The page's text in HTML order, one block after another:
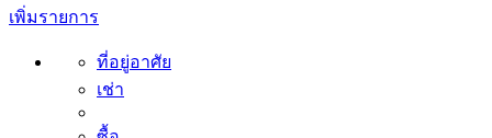
เพิ่มรายการ
ที่อยู่อาศัย
เช่า